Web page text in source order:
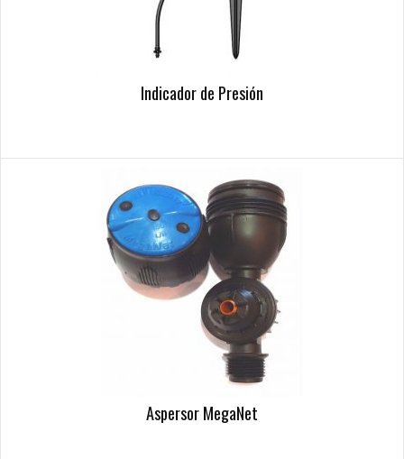
Indicador de Presión
Aspersor MegaNet